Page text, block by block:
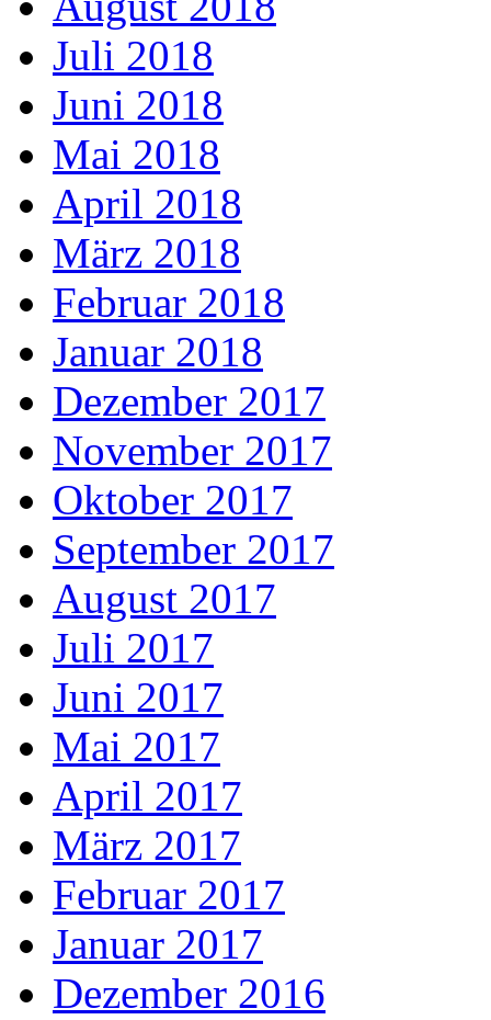
Juli 2018
Juni 2018
Mai 2018
April 2018
März 2018
Februar 2018
Januar 2018
Dezember 2017
November 2017
Oktober 2017
September 2017
August 2017
Juli 2017
Juni 2017
Mai 2017
April 2017
März 2017
Februar 2017
Januar 2017
Dezember 2016